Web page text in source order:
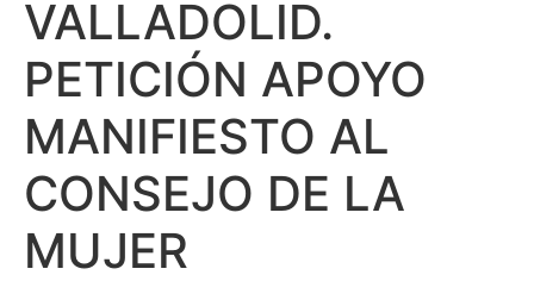
VALLADOLID.
PETICIÓN APOYO
MANIFIESTO AL
CONSEJO DE LA
MUJER